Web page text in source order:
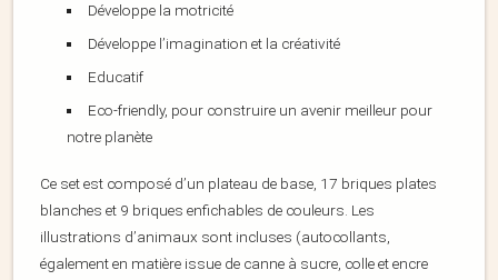
Développe la motricité
Développe l’imagination et la créativité
Educatif
Eco-friendly, pour construire un avenir meilleur pour
notre planète
Ce set est composé d’un plateau de base, 17 briques plates
blanches et 9 briques enfichables de couleurs. Les
illustrations d’animaux sont incluses (autocollants,
également en matière issue de canne à sucre, colle et encre